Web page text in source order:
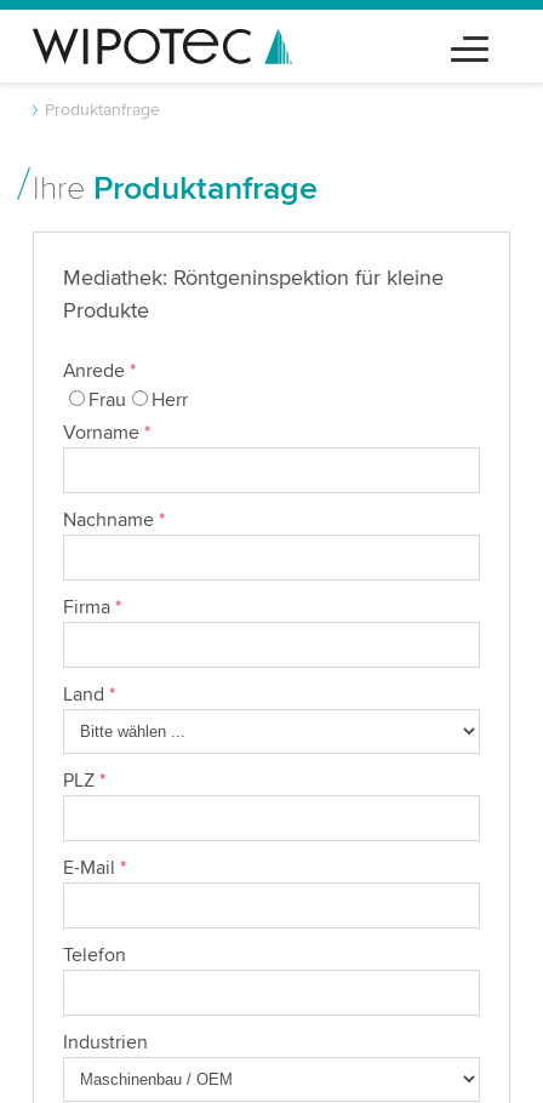
Produktanfrage
Ihre Produktanfrage
Mediathek: Röntgeninspektion für kleine
Produkte
Anrede *
Frau
Herr
Vorname *
Nachname *
Firma *
Land *
PLZ *
E-Mail *
Telefon
Industrien